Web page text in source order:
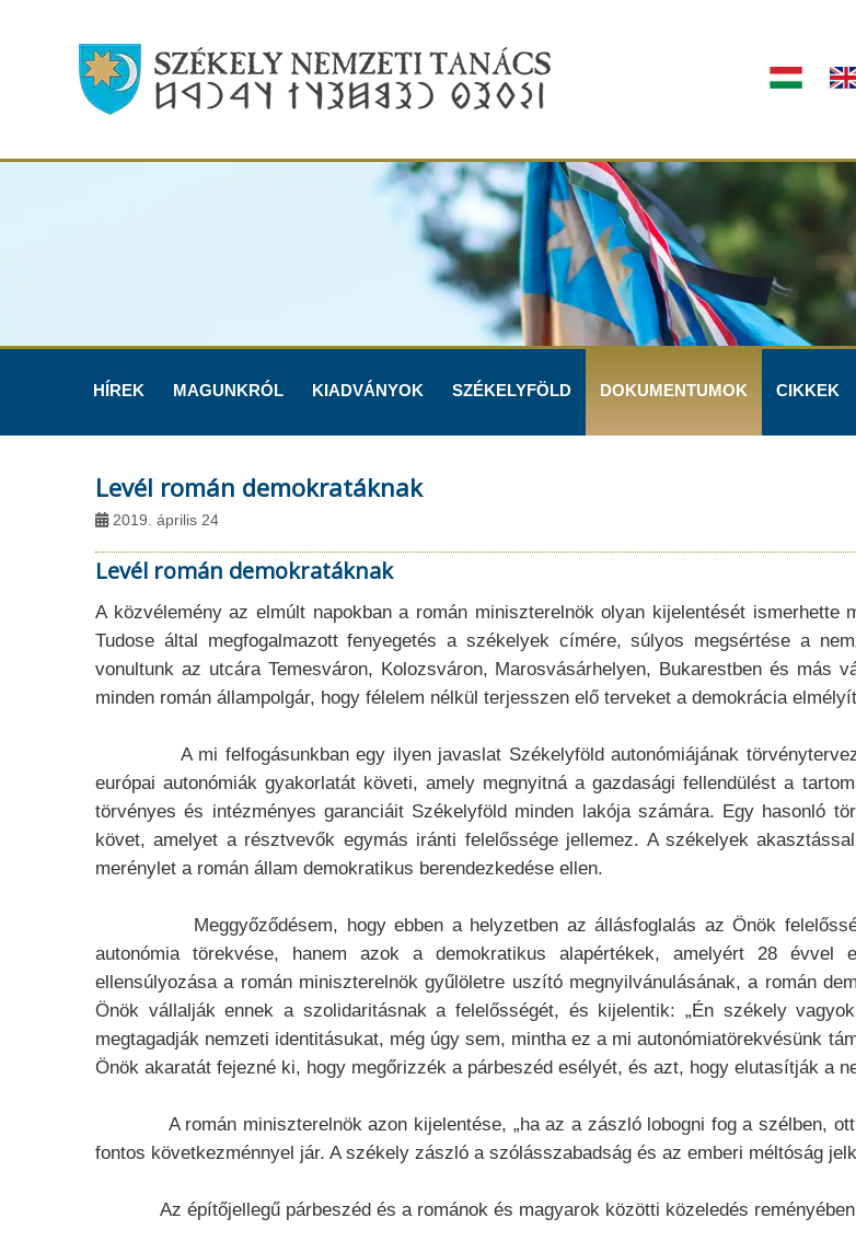
HÍREK MAGUNKRÓL KIADVÁNYOK SZÉKELYFÖLD DOKUMENTUMOK CIKKEK
Levél román demokratáknak
2019. április 24
Levél román demokratáknak
A közvélemény az elmúlt napokban a román miniszterelnök olyan kijelentését
Tudose által megfogalmazott fenyegetés a székelyek címére, súlyos megsértése a
vonultunk az utcára Temesváron, Kolozsváron, Marosvásárhelyen, Bukarestben és más
minden román állampolgár, hogy félelem nélkül terjesszen elő terveket a demokrácia
A mi felfogásunkban egy ilyen javaslat Székelyföld autonómiájának
európai autonómiák gyakorlatát követi, amely megnyitná a gazdasági fellendülést a
törvényes és intézményes garanciáit Székelyföld minden lakója számára. Egy hasonló
követ, amelyet a résztvevők egymás iránti felelőssége jellemez. A székelyek
merénylet a román állam demokratikus berendezkedése ellen.
Meggyőződésem, hogy ebben a helyzetben az állásfoglalás az Önök
autonómia törekvése, hanem azok a demokratikus alapértékek, amelyért 28 évvel
ellensúlyozása a román miniszterelnök gyűlöletre uszító megnyilvánulásának, a román
Önök vállalják ennek a szolidaritásnak a felelősségét, és kijelentik: „Én székely
megtagadják nemzeti identitásukat, még úgy sem, mintha ez a mi autonómiatörekvésünk
Önök akaratát fejezné ki, hogy megőrizzék a párbeszéd esélyét, és azt, hogy elutasítják a
A román miniszterelnök azon kijelentése, „ha az a zászló lobogni fog a szélben, ott
fontos következménnyel jár. A székely zászló a szólásszabadság és az emberi méltóság
Az építőjellegű párbeszéd és a románok és magyarok közötti közeledés reményében,